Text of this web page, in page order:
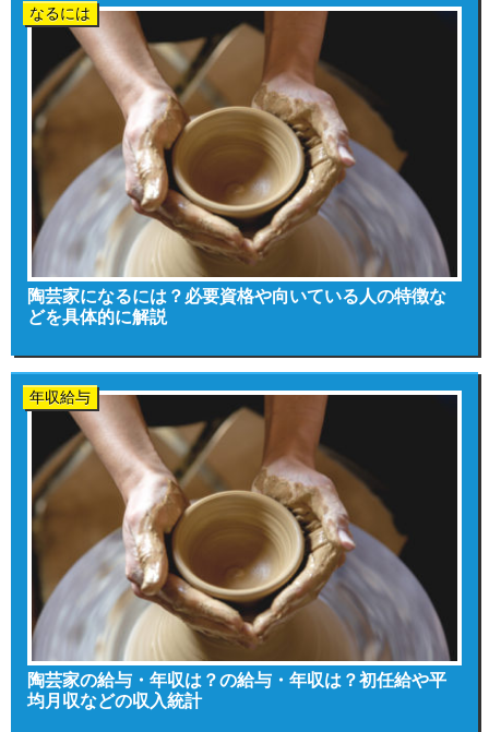
なるには
陶芸家になるには？必要資格や向いている人の特徴な
どを具体的に解説
年収給与
陶芸家の給与・年収は？の給与・年収は？初任給や平
均月収などの収入統計